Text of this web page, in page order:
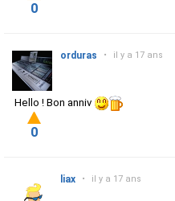
0
orduras • il y a 17 ans
Hello ! Bon anniv
0
liax • il y a 17 ans